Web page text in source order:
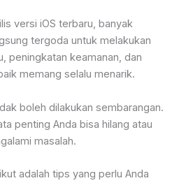
versi iOS terbaru, banyak
tergoda untuk melakukan
peningkatan keamanan, dan
memang selalu menarik.
boleh dilakukan sembarangan.
penting Anda bisa hilang atau
masalah.
adalah tips yang perlu Anda